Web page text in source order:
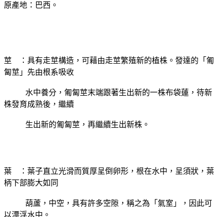
原產地：巴西。
莖 ：具有走莖構造，可藉由走莖繁殖新的植株。發達的「匍
匐莖」先由根系吸收
水中養分，匍匐莖末端跟著生出新的一株布袋蓮，待新
株發育成熟後，繼續
生出新的匍匐莖，再繼續生出新株。
葉 ：葉子直立光滑而質厚呈倒卵形，根在水中，呈須狀，葉
柄下部膨大如同
葫蘆，中空，具有許多空隙，稱之為「氣室」，因此可
以漂浮水中。